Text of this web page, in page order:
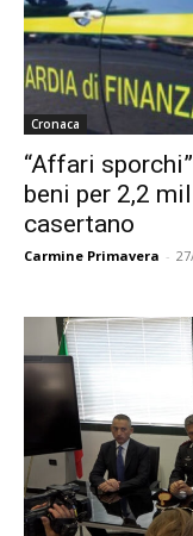
Cronaca
“Affari
beni per 2,2
casertano
Carmine Primavera -